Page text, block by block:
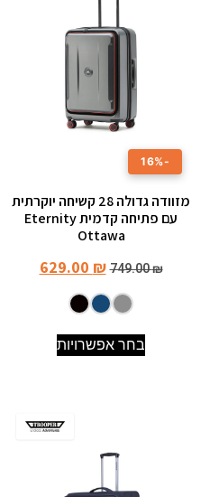
-16%
מזוודה גדולה 28 קשיחה יוקרתית
עם פתיחה קדמית Eternity
Ottawa
749.00₪
629.00 ₪
בחר אפשרויות